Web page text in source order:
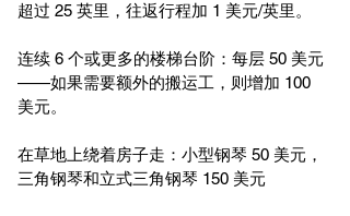
超过 25 英里，往返行程加 1 美元/英里。
连续 6 个或更多的楼梯台阶：每层 50 美元
——如果需要额外的搬运工，则增加 100
美元。
在草地上绕着房子走：小型钢琴 50 美元，
三角钢琴和立式三角钢琴 150 美元